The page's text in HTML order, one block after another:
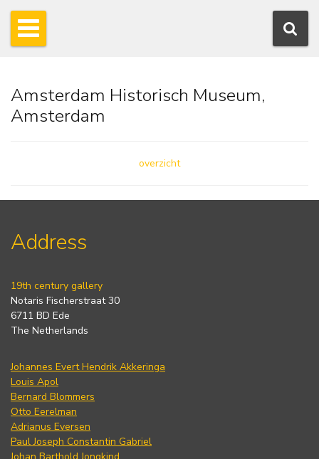
Amsterdam Historisch Museum,
Amsterdam
overzicht
Address
19th century gallery
Notaris Fischerstraat 30
6711 BD Ede
The Netherlands
Johannes Evert Hendrik Akkeringa
Louis Apol
Bernard Blommers
Otto Eerelman
Adrianus Eversen
Paul Joseph Constantin Gabriel
Johan Barthold Jongkind